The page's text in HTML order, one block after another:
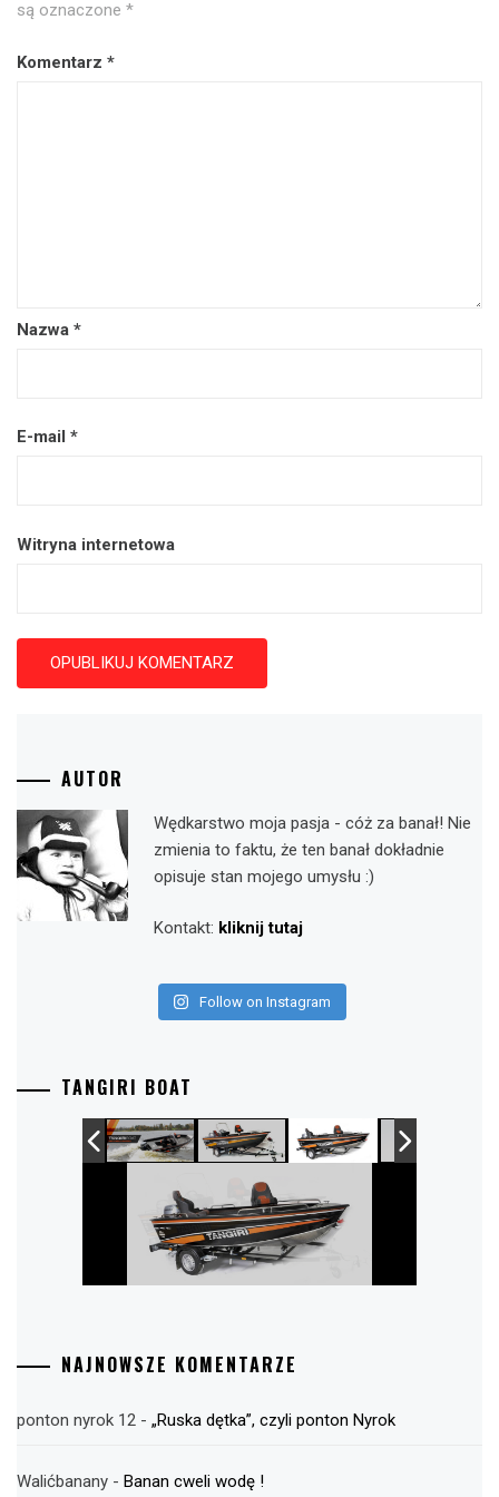
są oznaczone *
Komentarz *
Nazwa *
E-mail *
Witryna internetowa
AUTOR
Wędkarstwo moja pasja - cóż za banał! Nie
zmienia to faktu, że ten banał dokładnie
opisuje stan mojego umysłu :)
Kontakt: kliknij tutaj
Follow on Instagram
TANGIRI BOAT
NAJNOWSZE KOMENTARZE
ponton nyrok 12 - „Ruska dętka”, czyli ponton Nyrok
Walićbanany - Banan cweli wodę !